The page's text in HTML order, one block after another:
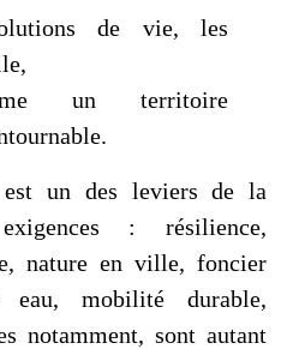
de vie, les
un territoire
un des leviers de la
: résilience,
nature en ville, foncier
eau, mobilité durable,
notamment, sont autant